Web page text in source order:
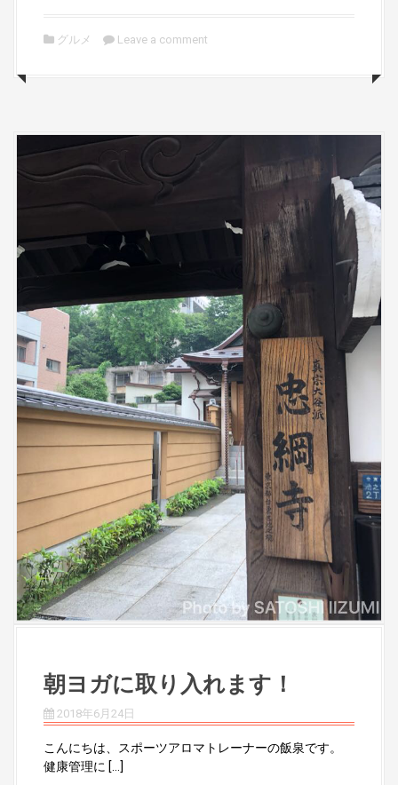
グルメ Leave a comment
朝ヨガに取り入れます！
2018年6月24日
こんにちは、スポーツアロマトレーナーの飯泉です。
健康管理に […]